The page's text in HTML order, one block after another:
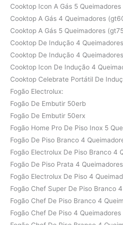
Cooktop Icon A Gás 5
Cooktop A Gás 4 Queimadores
Cooktop A Gás 5 Queimadores
Cooktop De Indução 4
Cooktop De Indução 4
Cooktop Icon De Indução 4
Cooktop Celebrate Portátil De
Fogão Electrolux:
Fogão De Embutir 50erb
Fogão De Embutir 50erx
Fogão Home Pro De Piso Inox 5
Fogão De Piso Branco 4
Fogão Electrolux De Piso Branco 4
Fogão De Piso Prata 4
Fogão Electrolux De Piso 4
Fogão Chef Super De Piso Branco
Fogão Chef De Piso Branco 4
Fogão Chef De Piso 4 Queimadores